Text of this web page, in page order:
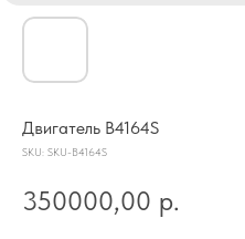
Двигатель B4164S
SKU: SKU-B4164S
350000,00 р.